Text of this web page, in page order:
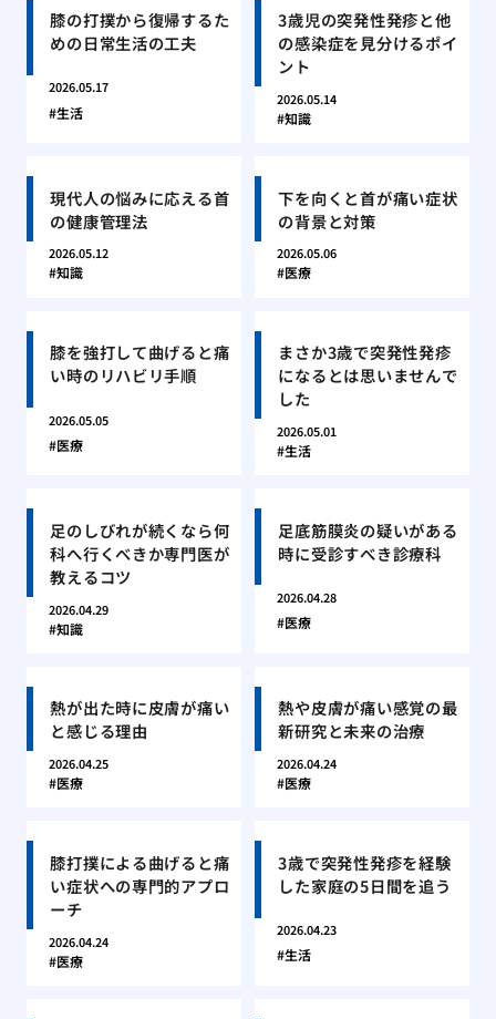
膝の打撲から復帰するた
めの日常生活の工夫
2026.05.17
生活
3歳児の突発性発疹と他
の感染症を見分けるポイ
ント
2026.05.14
知識
現代人の悩みに応える首
の健康管理法
2026.05.12
知識
下を向くと首が痛い症状
の背景と対策
2026.05.06
医療
膝を強打して曲げると痛
い時のリハビリ手順
2026.05.05
医療
まさか3歳で突発性発疹
になるとは思いませんで
した
2026.05.01
生活
足のしびれが続くなら何
科へ行くべきか専門医が
教えるコツ
2026.04.29
知識
足底筋膜炎の疑いがある
時に受診すべき診療科
2026.04.28
医療
熱が出た時に皮膚が痛い
と感じる理由
2026.04.25
医療
熱や皮膚が痛い感覚の最
新研究と未来の治療
2026.04.24
医療
膝打撲による曲げると痛
い症状への専門的アプロ
ーチ
2026.04.24
医療
3歳で突発性発疹を経験
した家庭の5日間を追う
2026.04.23
生活